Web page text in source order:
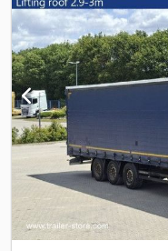
mm x 3 000 mm, Gumi
1. tengely: , 2. tengely: , 3.
elektronikus fékrendszer
csatlakozó, antispray,
ponyvarendszer. A
jármű áttekintését.
finanszírozási
telematikai
adunk tanácsot. Crjdjzn D